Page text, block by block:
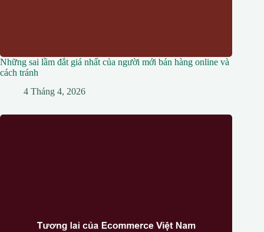
Những sai lầm đắt giá nhất của người mới bán hàng online và
cách tránh
4 Tháng 4, 2026